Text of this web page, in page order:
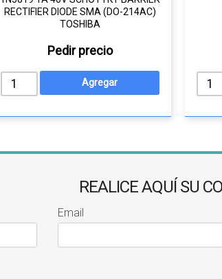
RECTIFIER DIODE SMA (DO-214AC)
TOSHIBA
Pedir precio
REALICE AQUÍ SU
Email